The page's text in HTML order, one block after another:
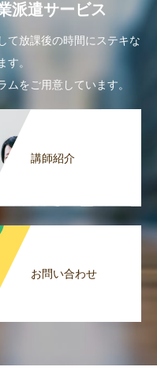
派遣サービス
て放課後の時間にステキな
す。
をご用意しています。
講師紹介
お問い合わせ